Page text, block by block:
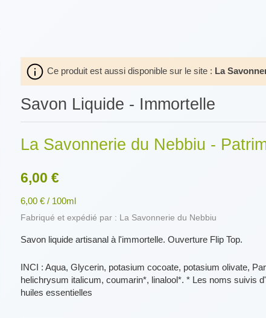
Ce produit est aussi disponible sur le site : La
Savon Liquide - Immortelle
La Savonnerie du Nebbiu -
6,00 €
6,00 € / 100ml
Fabriqué et expédié par : La Savonnerie du Nebbiu
Savon liquide artisanal à l'immortelle. Ouverture Flip Top.
INCI : Aqua, Glycerin, potasium cocoate, potasium olivate,
helichrysum italicum, coumarin*, linalool*. * Les noms suivis
huiles essentielles